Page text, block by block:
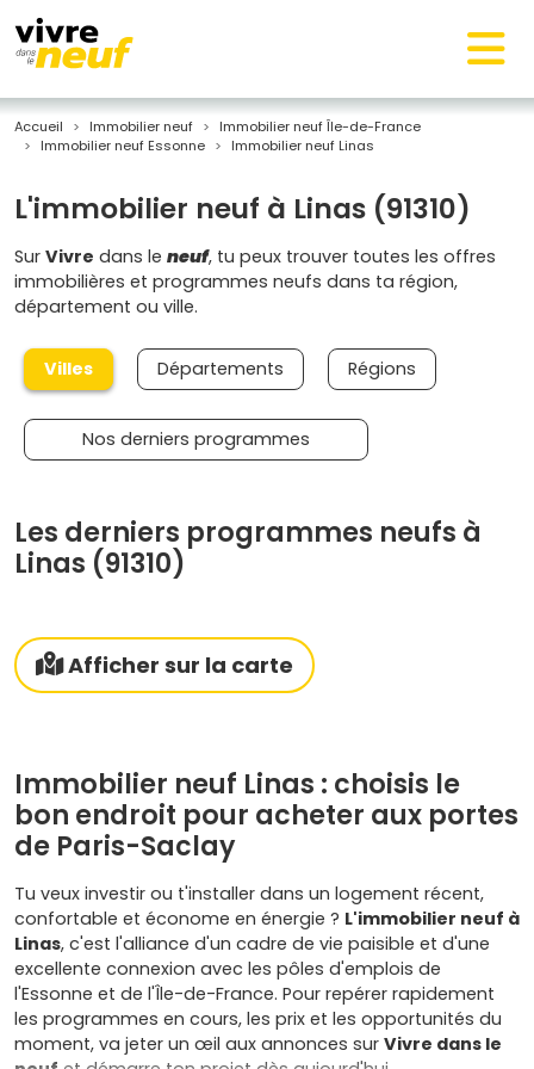
Accueil Immobilier neuf
Immobilier neuf Île-de-France
Immobilier neuf Essonne
Immobilier neuf Linas
L'immobilier neuf à Linas (91310)
Sur Vivre dans le neuf, tu peux trouver toutes les offres
immobilières et programmes neufs dans ta région,
département ou ville.
Villes Départements Régions
Nos derniers programmes
Les derniers programmes neufs à
Linas (91310)
Afficher sur la carte
Immobilier neuf Linas : choisis le
bon endroit pour acheter aux portes
de Paris-Saclay
Tu veux investir ou t'installer dans un logement récent,
confortable et économe en énergie ? L'immobilier neuf à
Linas, c'est l'alliance d'un cadre de vie paisible et d'une
excellente connexion avec les pôles d'emplois de
l'Essonne et de l'Île-de-France. Pour repérer rapidement
les programmes en cours, les prix et les opportunités du
moment, va jeter un œil aux annonces sur Vivre dans le